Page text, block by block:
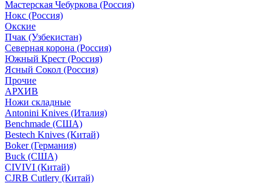
Мастерская Чебуркова (Россия)
Нокс (Россия)
Окские
Пчак (Узбекистан)
Северная корона (Россия)
Южный Крест (Россия)
Ясный Сокол (Россия)
Прочие
АРХИВ
Ножи складные
Antonini Knives (Италия)
Benchmade (США)
Bestech Knives (Китай)
Boker (Германия)
Buck (США)
CIVIVI (Китай)
CJRB Cutlery (Китай)